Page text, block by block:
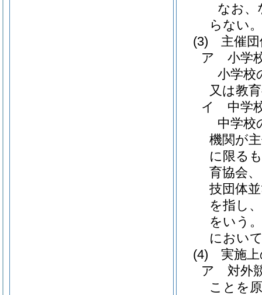
なお、
らない。
(3) 主催団
ア 小学
小学校
又は教
イ 中学
中学校
機関が
に限る
育協会
技団体
を指し
をいう
におい
(4) 実施上
ア 対外
ことを